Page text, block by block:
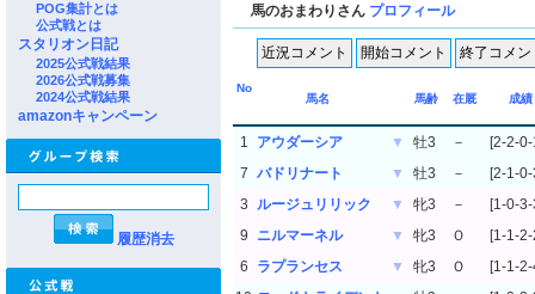
POG集計とは
公式戦とは
スタリオン日記
2025公式戦結果
2026公式戦募集
2024公式戦結果
amazonキャンペーン
履歴消去
馬のおまわりさん プロフィール
No
馬名
馬齢 在厩 成績
1 アウダーシア ▼ 牡3 －
[2-2-
7 バドリナート ▼ 牡3 －
[2-1-
3 ルージュリリック ▼ 牝3 －
[1-0-
9
ニルマーネル ▼ 牝3 Ｏ
[1-1-
6
ラプランセス ▼ 牝3 Ｏ
[1-1-